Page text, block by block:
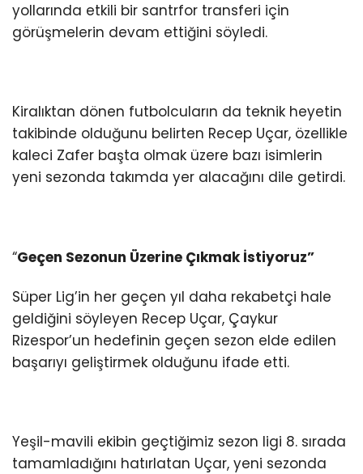
yollarında etkili bir santrfor transferi için
görüşmelerin devam ettiğini söyledi.
Kiralıktan dönen futbolcuların da teknik heyetin
takibinde olduğunu belirten Recep Uçar, özellikle
kaleci Zafer başta olmak üzere bazı isimlerin
yeni sezonda takımda yer alacağını dile getirdi.
“Geçen Sezonun Üzerine Çıkmak İstiyoruz”
Süper Lig’in her geçen yıl daha rekabetçi hale
geldiğini söyleyen Recep Uçar, Çaykur
Rizespor’un hedefinin geçen sezon elde edilen
başarıyı geliştirmek olduğunu ifade etti.
Yeşil-mavili ekibin geçtiğimiz sezon ligi 8. sırada
tamamladığını hatırlatan Uçar, yeni sezonda